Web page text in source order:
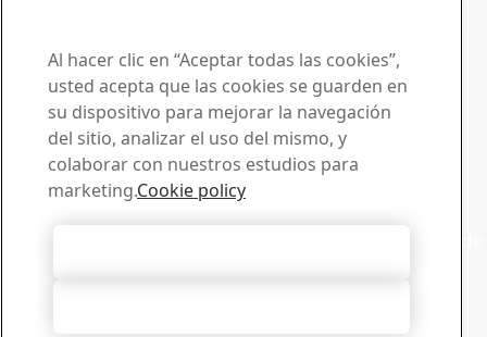
y solicitudes
Centro de descargas
Buscador y descarga de folletos, certificados y otros
materiales de SSAB.
Descargas
Al hacer clic en “Aceptar todas las cookies”,
usted acepta que las cookies se guarden en
su dispositivo para mejorar la navegación
del sitio, analizar el uso del mismo, y
colaborar con nuestros estudios para
marketing.Cookie policy